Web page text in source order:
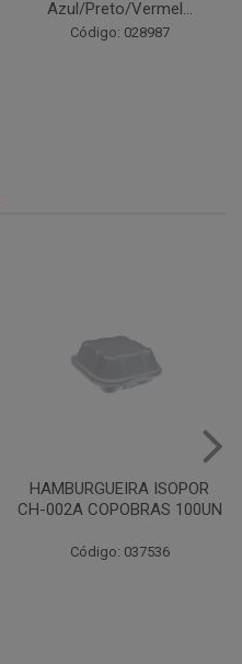
Código: 028164
CAIXA PARDA PIZZA N30
OITAVADA BALUARTE C/10
Código: 001124